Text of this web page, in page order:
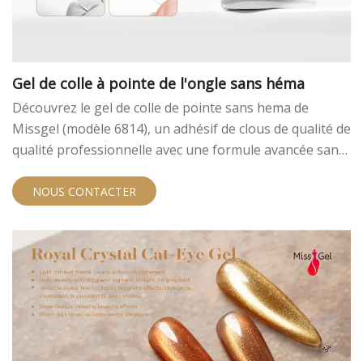
Gel de colle à pointe de l'ongle sans héma
Découvrez le gel de colle de pointe sans hema de
Missgel (modèle 6814), un adhésif de clous de qualité de
qualité professionnelle avec une formule avancée sans
d'ongles sûres et durables avec une adhésion
NOUS CONTACTER